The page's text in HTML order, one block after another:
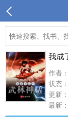
我成
作者
状态
更新
最新：